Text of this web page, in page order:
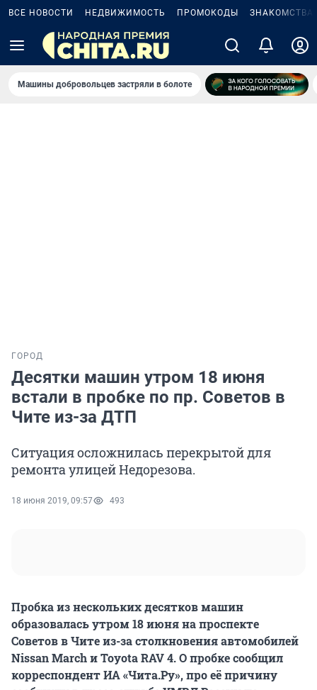
ВСЕ НОВОСТИ НЕДВИЖИМОСТЬ ПРОМОКОДЫ ЗНАКОМСТВА
Машины добровольцев застряли в болоте
ГОРОД
Десятки машин утром 18 июня
встали в пробке по пр. Советов в
Чите из-за ДТП
Ситуация осложнилась перекрытой для
ремонта улицей Недорезова.
18 июня 2019, 09:57 493
Пробка из нескольких десятков машин
образовалась утром 18 июня на проспекте
Советов в Чите из-за столкновения автомобилей
Nissan March и Toyota RAV 4. О пробке сообщил
корреспондент ИА «Чита.Ру», про её причину